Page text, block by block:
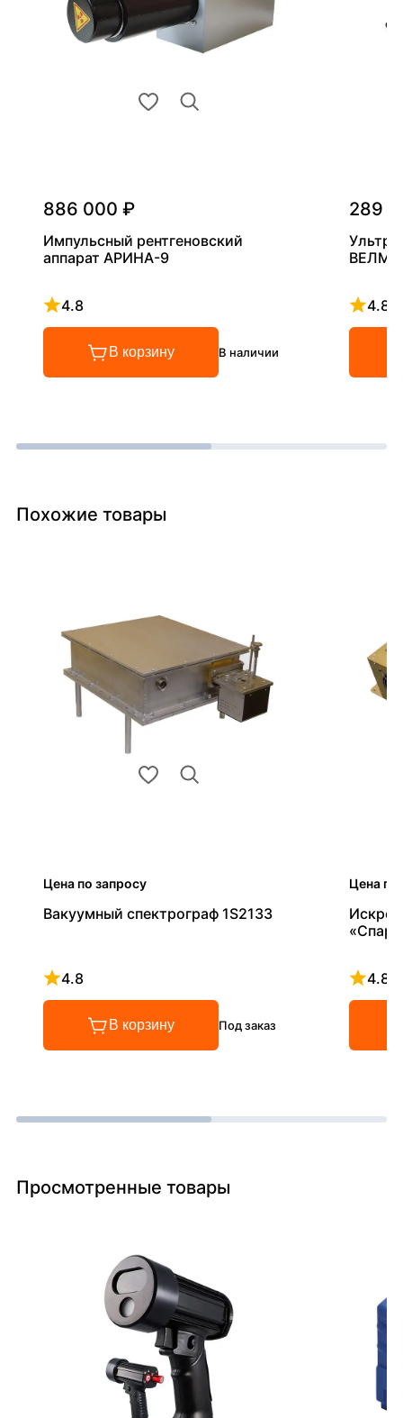
886 000 ₽
Импульсный рентгеновский
аппарат АРИНА-9
4.8
Рейтинг 4.8 из 5
В корзину В наличии
289
4.8
Похожие товары
Цена по запросу
Вакуумный спектрограф 1S2133
4.8
Рейтинг 4.8 из 5
В корзину Под заказ
Цена по
4.8
Просмотренные товары